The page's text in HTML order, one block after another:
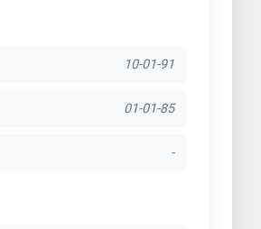
10-01-91
01-01-85
-